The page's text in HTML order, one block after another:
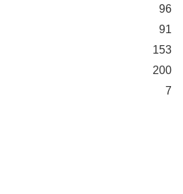
96
91
153
200
7